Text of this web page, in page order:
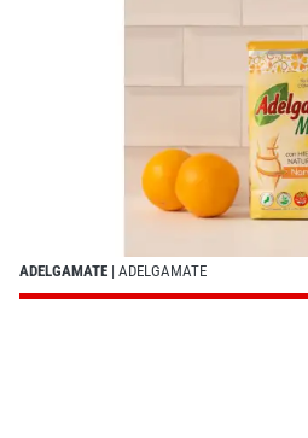
ADELGAMATE | ADELGAMATE